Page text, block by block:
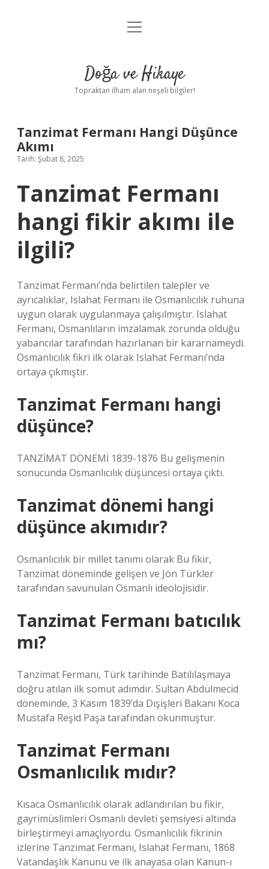
Anasayfa
Yasal Uyarı
menüyü
Doğa ve Hikaye
Topraktan ilham alan neşeli bilgiler!
Tanzimat Fermanı Hangi Düşünce
Akımı
Tarih: Şubat 8, 2025
Tanzimat Fermanı
hangi fikir akımı ile
ilgili?
Tanzimat Fermanı’nda belirtilen talepler ve
ayrıcalıklar, Islahat Fermanı ile Osmanlıcılık ruhuna
uygun olarak uygulanmaya çalışılmıştır. Islahat
Fermanı, Osmanlıların imzalamak zorunda olduğu
yabancılar tarafından hazırlanan bir kararnameydi.
Osmanlıcılık fikri ilk olarak Islahat Fermanı’nda
ortaya çıkmıştır.
Tanzimat Fermanı hangi
düşünce?
TANZİMAT DÖNEMİ 1839-1876 Bu gelişmenin
sonucunda Osmanlıcılık düşüncesi ortaya çıktı.
Tanzimat dönemi hangi
düşünce akımıdır?
Osmanlıcılık bir millet tanımı olarak Bu fikir,
Tanzimat döneminde gelişen ve Jön Türkler
tarafından savunulan Osmanlı ideolojisidir.
Tanzimat Fermanı batıcılık
mı?
Tanzimat Fermanı, Türk tarihinde Batılılaşmaya
doğru atılan ilk somut adımdır. Sultan Abdülmecid
döneminde, 3 Kasım 1839’da Dışişleri Bakanı Koca
Mustafa Reşid Paşa tarafından okunmuştur.
Tanzimat Fermanı
Osmanlıcılık mıdır?
Kısaca Osmanlıcılık olarak adlandırılan bu fikir,
gayrimüslimleri Osmanlı devleti şemsiyesi altında
birleştirmeyi amaçlıyordu. Osmanlıcılık fikrinin
izlerine Tanzimat Fermanı, Islahat Fermanı, 1868
Vatandaşlık Kanunu ve ilk anayasa olan Kanun-ı